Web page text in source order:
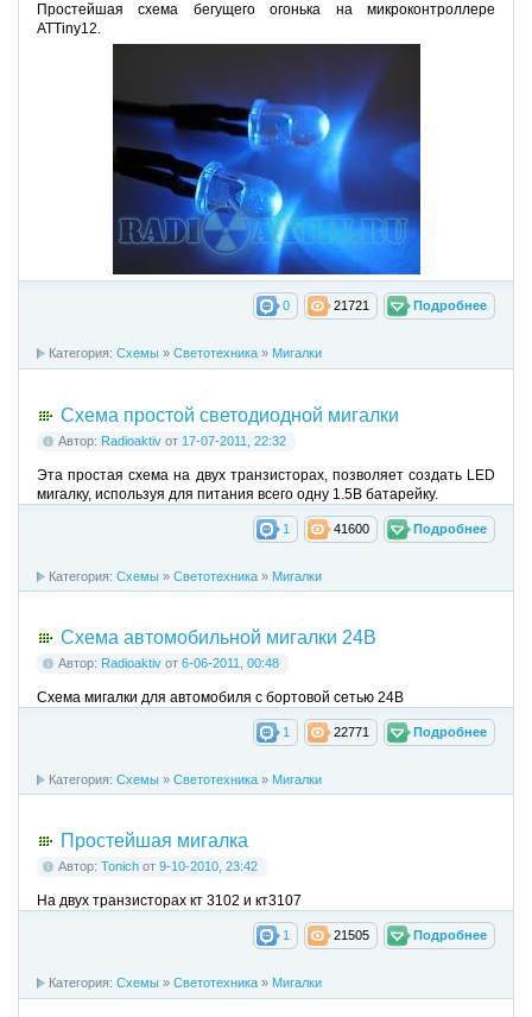
Простейшая схема бегущего огонька на микроконтроллере
ATTiny12.
Подробнее
21721
0
Категория: Схемы » Светотехника » Мигалки
Схема простой светодиодной мигалки
Автор: Radioaktiv от 17-07-2011, 22:32
Эта простая схема на двух транзисторах, позволяет создать LED
мигалку, используя для питания всего одну 1.5В батарейку.
Подробнее
41600
1
Категория: Схемы » Светотехника » Мигалки
Схема автомобильной мигалки 24В
Автор: Radioaktiv от 6-06-2011, 00:48
Схема мигалки для автомобиля с бортовой сетью 24В
Подробнее
22771
1
Категория: Схемы » Светотехника » Мигалки
Простейшая мигалка
Автор: Tonich от 9-10-2010, 23:42
На двух транзисторах кт 3102 и кт3107
Подробнее
21505
1
Категория: Схемы » Светотехника » Мигалки